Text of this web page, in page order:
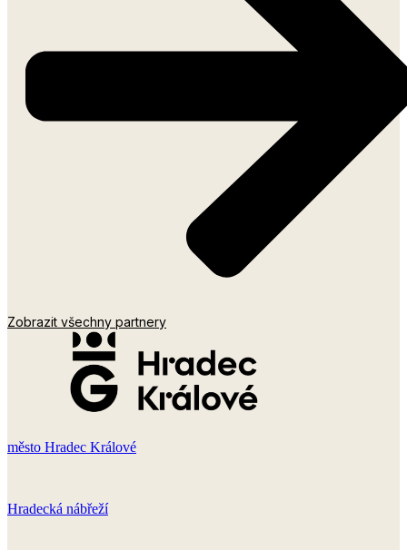
Zobrazit všechny partnery
město Hradec Králové
Hradecká nábřeží